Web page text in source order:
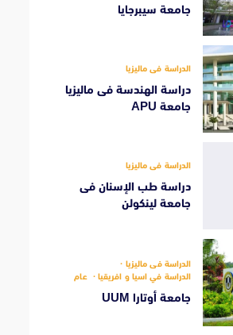
جامعة سيبرجايا
الدراسة فى ماليزيا
دراسة الهندسة فى ماليزيا
جامعة APU
الدراسة فى ماليزيا
دراسة طب الإسنان فى
جامعة لينكولن
الدراسة فى ماليزيا
الدراسة في اسيا و افريقيا
عام
جامعة أوتارا UUM